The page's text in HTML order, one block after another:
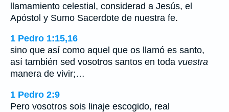
llamamiento celestial, considerad a Jesús, el
Apóstol y Sumo Sacerdote de nuestra fe.
1 Pedro 1:15,16
sino que así como aquel que os llamó es santo,
así también sed vosotros santos en toda vuestra
manera de vivir;…
1 Pedro 2:9
Pero vosotros sois linaje escogido, real